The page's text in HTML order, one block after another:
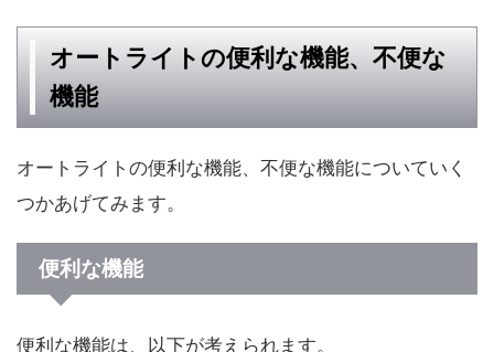
オートライトの便利な機能、不便な
機能
オートライトの便利な機能、不便な機能についていく
つかあげてみます。
便利な機能
便利な機能は、以下が考えられます。